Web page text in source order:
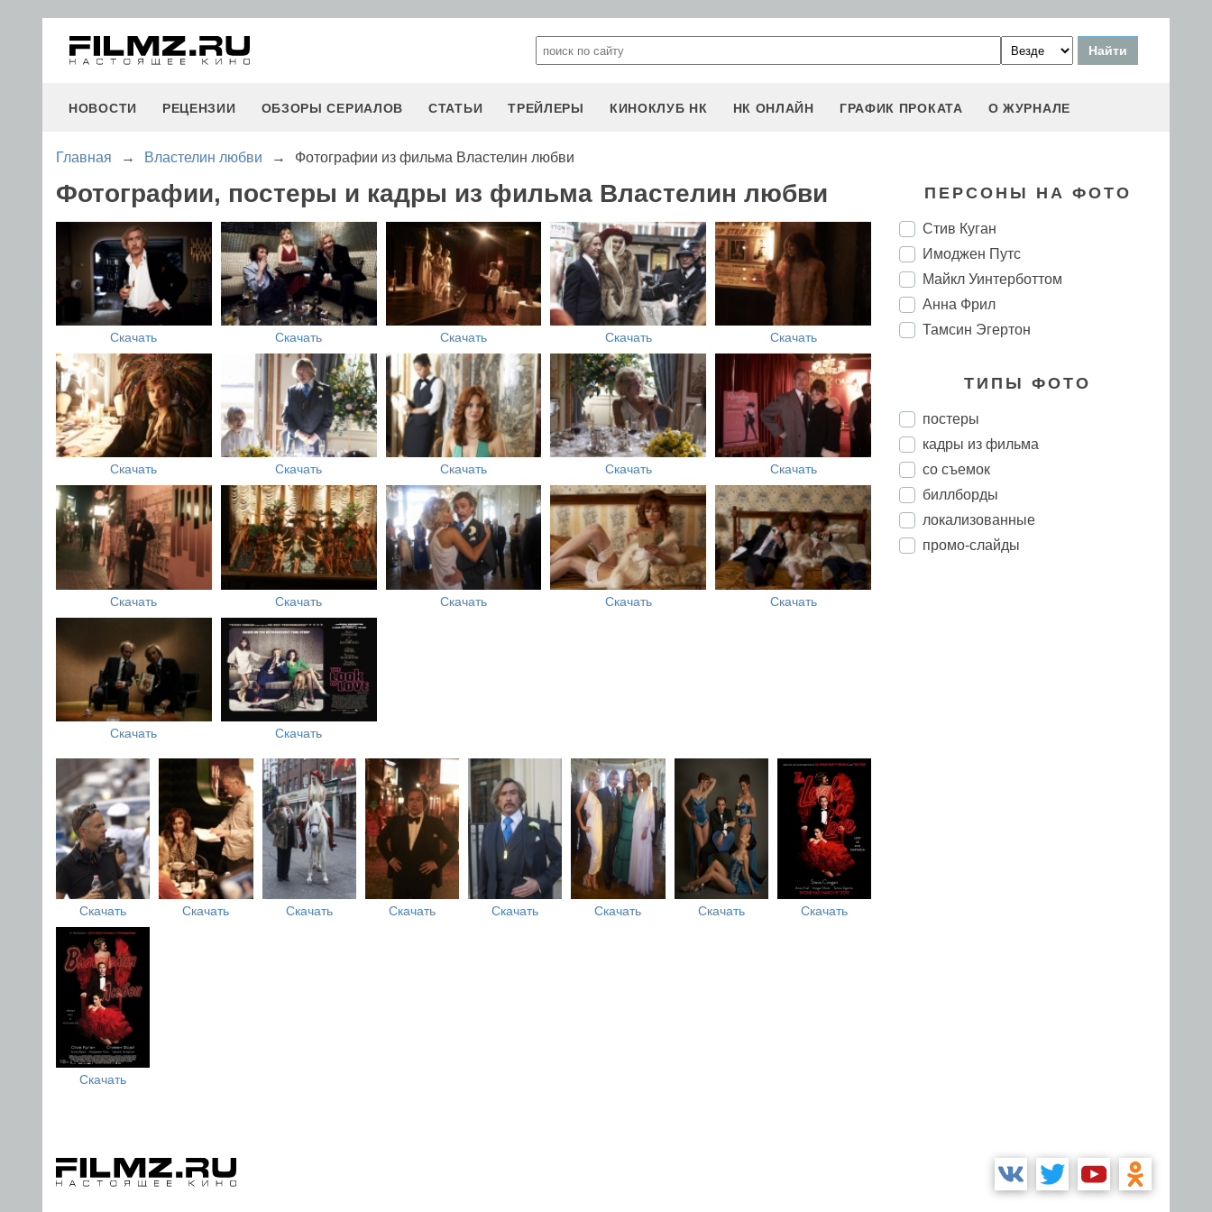
НОВОСТИ РЕЦЕНЗИИ ОБЗОРЫ СЕРИАЛОВ СТАТЬИ ТРЕЙЛЕРЫ КИНОКЛУБ НК НК ОНЛАЙН ГРАФИК ПРОКАТА О ЖУРНАЛЕ
Главная → Властелин любви → Фотографии из фильма Властелин любви
Фотографии, постеры и кадры из фильма Властелин любви
Скачать Скачать Скачать Скачать Скачать
Скачать Скачать Скачать Скачать Скачать
Скачать Скачать Скачать Скачать Скачать
Скачать Скачать
Скачать Скачать Скачать Скачать Скачать Скачать Скачать Скачать
Скачать
ПЕРСОНЫ НА ФОТО
Стив Куган
Имоджен Путс
Майкл Уинтерботтом
Анна Фрил
Тамсин Эгертон
ТИПЫ ФОТО
постеры
кадры из фильма
со съемок
биллборды
локализованные
промо-слайды